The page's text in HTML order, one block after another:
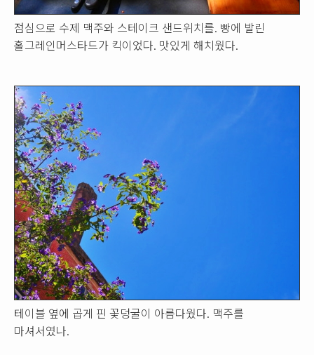
점심으로 수제 맥주와 스테이크 샌드위치를. 빵에 발린
홀그레인머스타드가 킥이었다. 맛있게 해치웠다.
테이블 옆에 곱게 핀 꽃덩굴이 아름다웠다. 맥주를
마셔서였나.